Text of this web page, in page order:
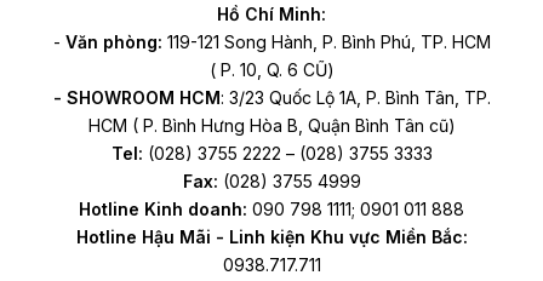
Hồ Chí Minh:
- Văn phòng: 119-121 Song Hành, P. Bình Phú, TP. HCM
( P. 10, Q. 6 CŨ)
- SHOWROOM HCM: 3/23 Quốc Lộ 1A, P. Bình Tân, TP.
HCM ( P. Bình Hưng Hòa B, Quận Bình Tân cũ)
Tel: (028) 3755 2222 – (028) 3755 3333
Fax: (028) 3755 4999
Hotline Kinh doanh: 090 798 1111; 0901 011 888
Hotline Hậu Mãi - Linh kiện Khu vực Miền Bắc:
0938.717.711